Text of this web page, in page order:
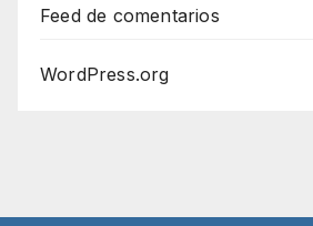
Feed de comentarios
WordPress.org